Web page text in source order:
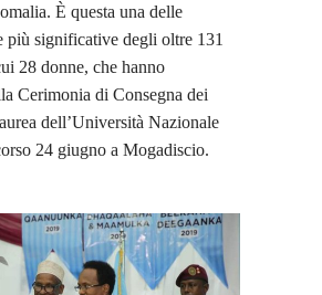
È questa una delle
più significative degli oltre 131
28 donne, che hanno
Cerimonia di Consegna dei
dell’Università Nazionale
24 giugno a Mogadiscio.